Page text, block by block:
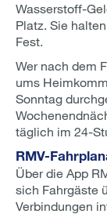
Wasserstoff-
Platz. Sie
Fest.
Wer nach dem
ums
Sonntag
täglich im 24-
RMV-
Über die App
sich Fahrgäste
Verbindungen